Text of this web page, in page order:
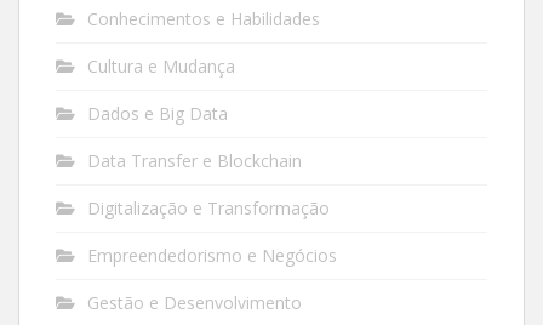
Conhecimentos e Habilidades
Cultura e Mudança
Dados e Big Data
Data Transfer e Blockchain
Digitalização e Transformação
Empreendedorismo e Negócios
Gestão e Desenvolvimento